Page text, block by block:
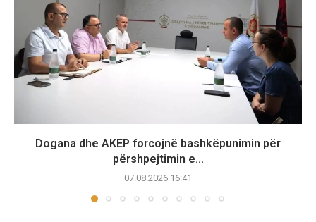
Dogana dhe AKEP forcojnë bashkëpunimin për
përshpejtimin e...
07.08.2026 16:41